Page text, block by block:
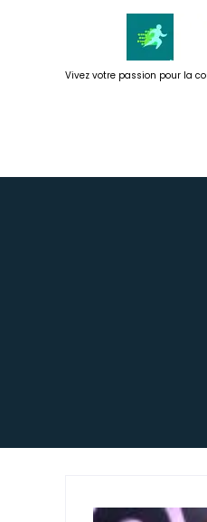
Vivez votre passion pour la